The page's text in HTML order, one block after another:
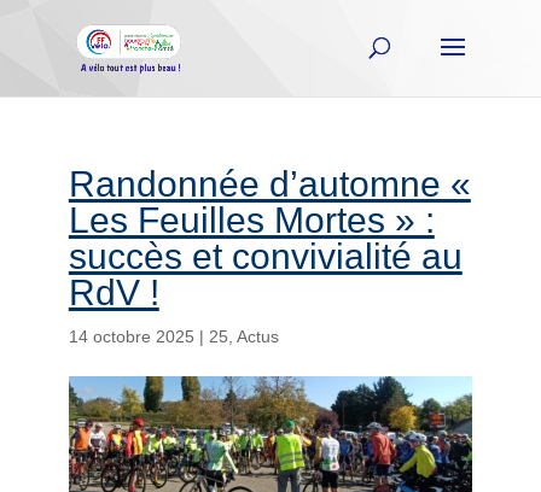
Randonnée d’automne «
Les Feuilles Mortes » :
succès et convivialité au
RdV !
14 octobre 2025 | 25 Actus